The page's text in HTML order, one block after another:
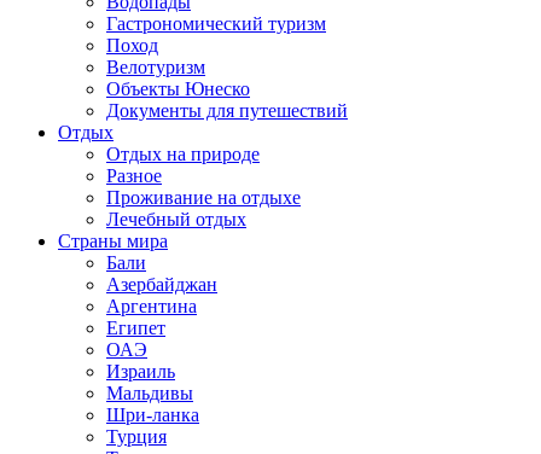
Гастрономический туризм
Поход
Велотуризм
Объекты Юнеско
Документы для путешествий
Отдых
Отдых на природе
Разное
Проживание на отдыхе
Лечебный отдых
Страны мира
Бали
Азербайджан
Аргентина
Египет
ОАЭ
Израиль
Мальдивы
Шри-ланка
Турция